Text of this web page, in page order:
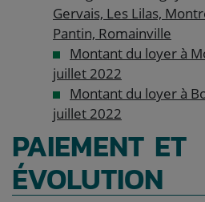
Gervais, Les Lilas,
Pantin, Romainville
Montant du loyer à
juillet 2022
Montant du loyer à
juillet 2022
PAIEMENT ET
ÉVOLUTION